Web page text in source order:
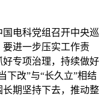
电科党组召开中央巡
进一步压实工作责
专项治理，持续做好
下改”与“长久立”相结
期坚持下去，推动整